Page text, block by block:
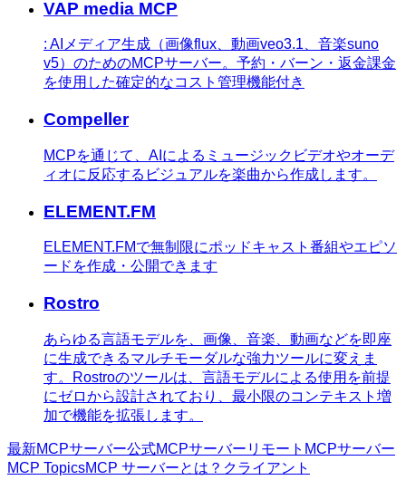
VAP media MCP
: AIメディア生成（画像flux、動画veo3.1、音楽suno
v5）のためのMCPサーバー。予約・バーン・返金課金
を使用した確定的なコスト管理機能付き
Compeller
MCPを通じて、AIによるミュージックビデオやオーデ
ィオに反応するビジュアルを楽曲から作成します。
ELEMENT.FM
ELEMENT.FMで無制限にポッドキャスト番組やエピソ
ードを作成・公開できます
Rostro
あらゆる言語モデルを、画像、音楽、動画などを即座
に生成できるマルチモーダルな強力ツールに変えま
す。Rostroのツールは、言語モデルによる使用を前提
にゼロから設計されており、最小限のコンテキスト増
加で機能を拡張します。
最新MCPサーバー公式MCPサーバー リモートMCPサーバー
MCP TopicsMCP サーバーとは？ クライアント